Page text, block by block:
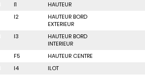
I1 HAUTEUR
I2
HAUTEUR BORD
EXTERIEUR
I3
HAUTEUR BORD
INTERIEUR
F5 HAUTEUR CENTRE
I4 ILOT